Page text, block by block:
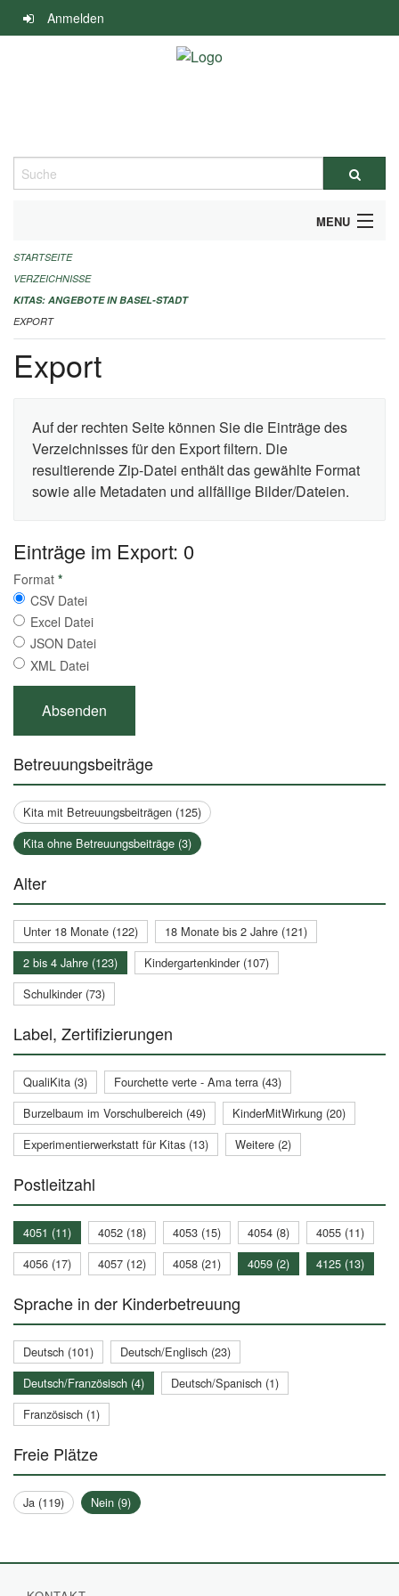
Navigation
überspringen
Anmelden
Suche
MENU
ALLGEMEINE INFORMATIONEN
IMPRESSUM
STARTSEITE
VERZEICHNISSE
KITAS: ANGEBOTE IN BASEL-STADT
EXPORT
Export
Auf der rechten Seite können Sie die Einträge des
Verzeichnisses für den Export filtern. Die
resultierende Zip-Datei enthält das gewählte Format
sowie alle Metadaten und allfällige Bilder/Dateien.
Einträge im Export: 0
Format *
CSV Datei
Excel Datei
JSON Datei
XML Datei
Betreuungsbeiträge
Kita mit Betreuungsbeiträgen (125)
Kita ohne Betreuungsbeiträge (3)
Alter
Unter 18 Monate (122)
18 Monate bis 2 Jahre (121)
2 bis 4 Jahre (123)
Kindergartenkinder (107)
Schulkinder (73)
Label, Zertifizierungen
QualiKita (3)
Fourchette verte - Ama terra (43)
Burzelbaum im Vorschulbereich (49)
KinderMitWirkung (20)
Experimentierwerkstatt für Kitas (13)
Weitere (2)
Postleitzahl
4051 (11) 4052 (18) 4053 (15) 4054 (8)
4055 (11)
4056 (17)
4057 (12) 4058 (21) 4059 (2) 4125 (13)
Sprache in der Kinderbetreuung
Deutsch (101)
Deutsch/Englisch (23)
Deutsch/Französisch (4)
Deutsch/Spanisch (1)
Französisch (1)
Freie Plätze
Ja (119) Nein (9)